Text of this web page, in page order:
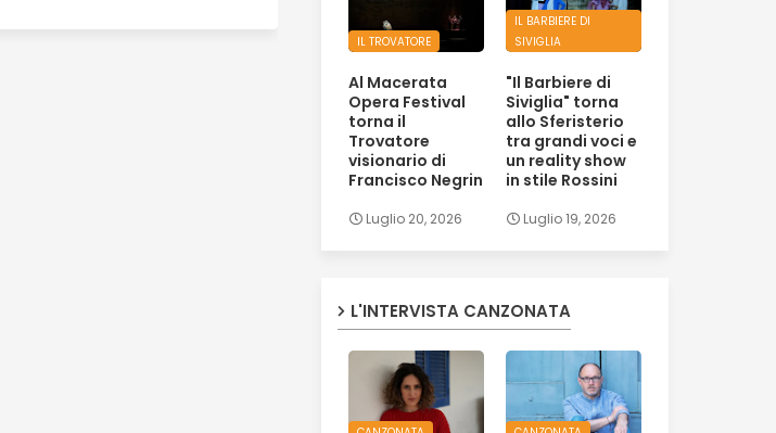
IL TROVATORE
Al Macerata
Opera Festival
torna il
Trovatore
visionario di
Francisco Negrin
Luglio 20, 2026
IL BARBIERE DI
SIVIGLIA
"Il Barbiere di
Siviglia" torna
allo Sferisterio
tra grandi voci e
un reality show
in stile Rossini
Luglio 19, 2026
L'INTERVISTA CANZONATA